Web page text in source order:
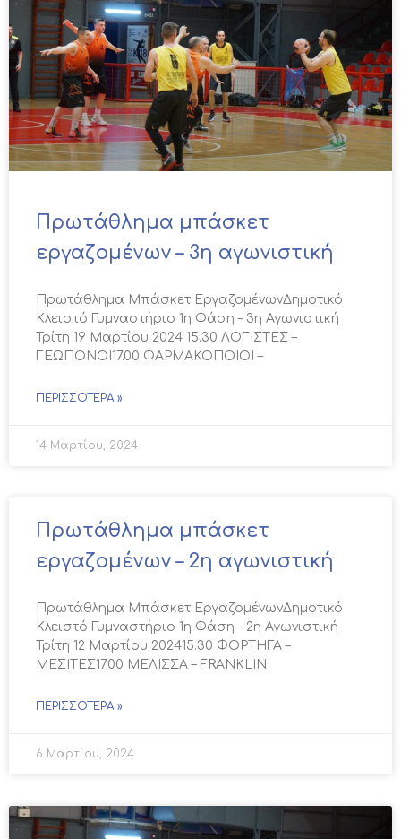
Πρωτάθλημα μπάσκετ
εργαζομένων – 3η αγωνιστική
Πρωτάθλημα Μπάσκετ ΕργαζομένωνΔημοτικό
Κλειστό Γυμναστήριο 1η Φάση – 3η Αγωνιστική
Τρίτη 19 Μαρτίου 2024 15.30 ΛΟΓΙΣΤΕΣ –
ΓΕΩΠΟΝΟΙ17.00 ΦΑΡΜΑΚΟΠΟΙΟΙ –
ΠΕΡΙΣΣΌΤΕΡΑ »
14 Μαρτίου, 2024
Πρωτάθλημα μπάσκετ
εργαζομένων – 2η αγωνιστική
Πρωτάθλημα Μπάσκετ ΕργαζομένωνΔημοτικό
Κλειστό Γυμναστήριο 1η Φάση – 2η Αγωνιστική
Τρίτη 12 Μαρτίου 202415.30 ΦΟΡΤΗΓΑ –
ΜΕΣΙΤΕΣ17.00 ΜΕΛΙΣΣΑ – FRANKLIN
ΠΕΡΙΣΣΌΤΕΡΑ »
6 Μαρτίου, 2024